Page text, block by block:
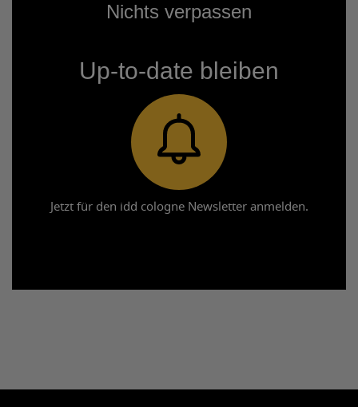
Nichts verpassen
Up-to-date bleiben
Jetzt für den idd cologne Newsletter anmelden.